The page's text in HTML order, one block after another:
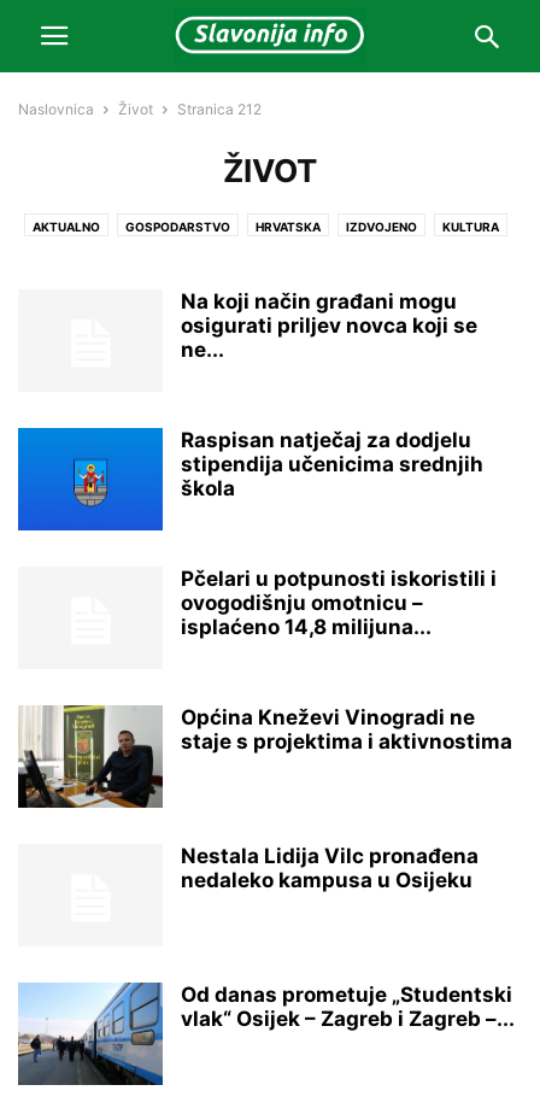
Naslovnica Život Stranica 212
ŽIVOT
AKTUALNO GOSPODARSTVO HRVATSKA IZDVOJENO KULTURA
ZANIMLJIVOSTI
Na koji način građani mogu
osigurati priljev novca koji se
ne...
Raspisan natječaj za dodjelu
stipendija učenicima srednjih
škola
Pčelari u potpunosti iskoristili i
ovogodišnju omotnicu –
isplaćeno 14,8 milijuna...
Općina Kneževi Vinogradi ne
staje s projektima i aktivnostima
Nestala Lidija Vilc pronađena
nedaleko kampusa u Osijeku
Od danas prometuje „Studentski
vlak“ Osijek – Zagreb i Zagreb –...